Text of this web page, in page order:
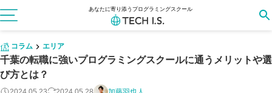
あなたに寄り添うプログラミングスクール
コラム エリア
千葉の転職に強いプログラミングスクールに通うメリットや選
び方とは？